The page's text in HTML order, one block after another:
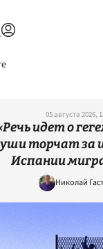
05 августа 2026,
идет о
уши торчат за
Испании
Николай